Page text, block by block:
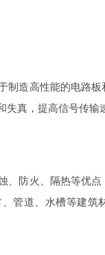
制造高性能的电路
失真，提高信号传输
、防火、隔热等优
管道、水槽等建筑